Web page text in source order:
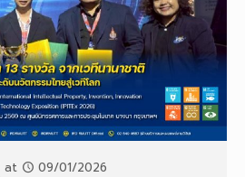
at
09/01/2026